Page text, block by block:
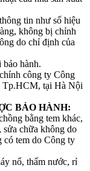
tin như số hiệu
không bị chỉnh
do chỉ định của
hành.
công ty Công
Tp.HCM, tại Hà Nội
BẢO HÀNH:
bằng tem khác,
sửa chữa không do
có tem do Công ty
nổ, thấm nước, rỉ